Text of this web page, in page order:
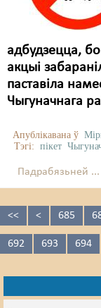
адбудзецца,
акцыі
паставіла
Чыгуначнага
Апублікавана ў
Тэгі: пікет
Падрабязьней ...
<< < 685
692 693 694